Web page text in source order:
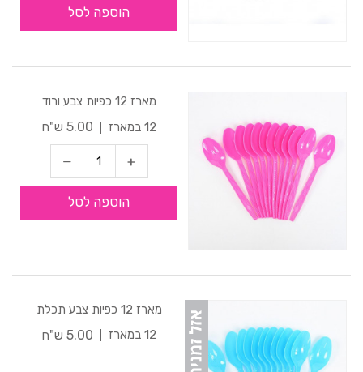
הוספה לסל
מארז 12 כפיות צבע ורוד
12 במארז
5.00 ש"ח
הוספה לסל
מארז 12 כפיות צבע תכלת
12 במארז
5.00 ש"ח